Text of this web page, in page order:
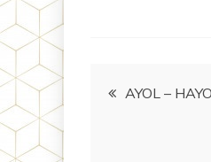
PostAYOL –